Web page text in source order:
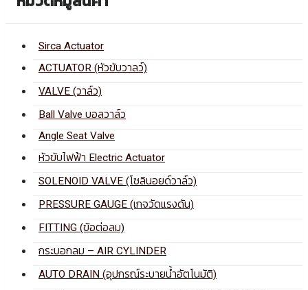
Sirca Actuator
ACTUATOR (หัวขับวาลว์)
VALVE (วาล์ว)
Ball Valve บอลวาล์ว
Angle Seat Valve
หัวขับไฟฟ้า Electric Actuator
SOLENOID VALVE (โซลินอยด์วาล์ว)
PRESSURE GAUGE (เกจวัดแรงดัน)
FITTING (ข้อต่อลม)
กระบอกลม – AIR CYLINDER
AUTO DRAIN (อุปกรณ์ระบายน้ำอัตโนมัติ)